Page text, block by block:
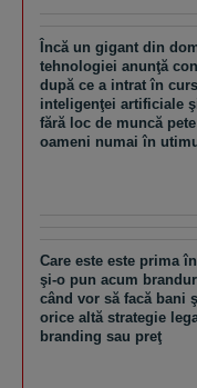
Încă un gigant din
tehnologiei anunţă
după ce a intrat în
inteligenţei artificiale
fără loc de muncă
oameni numai în
Care este este prima
şi-o pun acum
când vor să facă bani
orice altă strategie
branding sau preţ